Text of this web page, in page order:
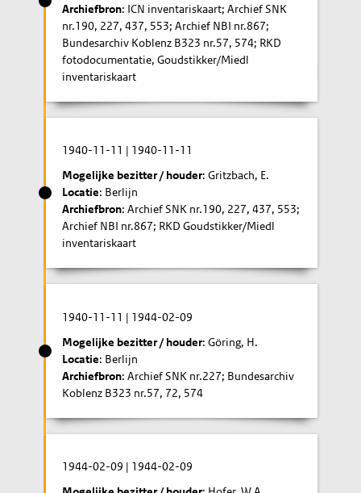
Archiefbron: ICN inventariskaart; Archief SNK
nr.190, 227, 437, 553; Archief NBI nr.867;
Bundesarchiv Koblenz B323 nr.57, 574; RKD
fotodocumentatie, Goudstikker/Miedl
inventariskaart
1940-11-11 | 1940-11-11
Mogelijke bezitter / houder: Gritzbach, E.
Locatie: Berlijn
Archiefbron: Archief SNK nr.190, 227, 437, 553;
Archief NBI nr.867; RKD Goudstikker/Miedl
inventariskaart
1940-11-11 | 1944-02-09
Mogelijke bezitter / houder: Göring, H.
Locatie: Berlijn
Archiefbron: Archief SNK nr.227; Bundesarchiv
Koblenz B323 nr.57, 72, 574
1944-02-09 | 1944-02-09